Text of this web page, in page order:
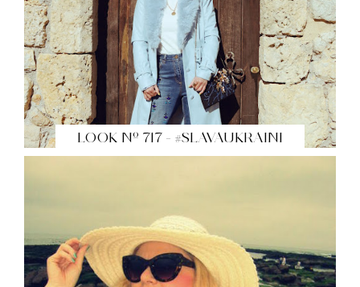
LOOK Nº 717 - #SLAVAUKRAINI